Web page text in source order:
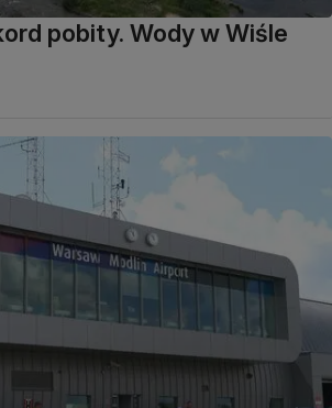
pobity. Wody w Wiśle